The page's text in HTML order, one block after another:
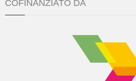
COFINANZIATO DA